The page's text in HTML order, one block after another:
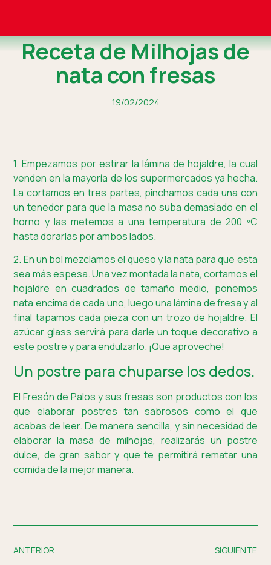
Receta de Milhojas de
nata con fresas
19/02/2024
1. Empezamos por estirar la lámina de hojaldre, la cual
venden en la mayoría de los supermercados ya hecha.
La cortamos en tres partes, pinchamos cada una con
un tenedor para que la masa no suba demasiado en el
horno y las metemos a una temperatura de 200 ºC
hasta dorarlas por ambos lados.
2. En un bol mezclamos el queso y la nata para que esta
sea más espesa. Una vez montada la nata, cortamos el
hojaldre en cuadrados de tamaño medio, ponemos
nata encima de cada uno, luego una lámina de fresa y al
final tapamos cada pieza con un trozo de hojaldre. El
azúcar glass servirá para darle un toque decorativo a
este postre y para endulzarlo. ¡Que aproveche!
Un postre para chuparse los dedos.
El Fresón de Palos y sus fresas son productos con los
que elaborar postres tan sabrosos como el que
acabas de leer. De manera sencilla, y sin necesidad de
elaborar la masa de milhojas, realizarás un postre
dulce, de gran sabor y que te permitirá rematar una
comida de la mejor manera.
ANTERIOR
SIGUIENTE